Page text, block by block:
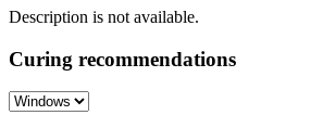
Description is not available.
Curing recommendations